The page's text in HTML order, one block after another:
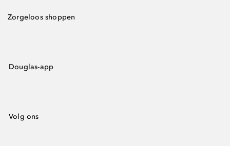
Zorgeloos shoppen
Douglas-app
Volg ons